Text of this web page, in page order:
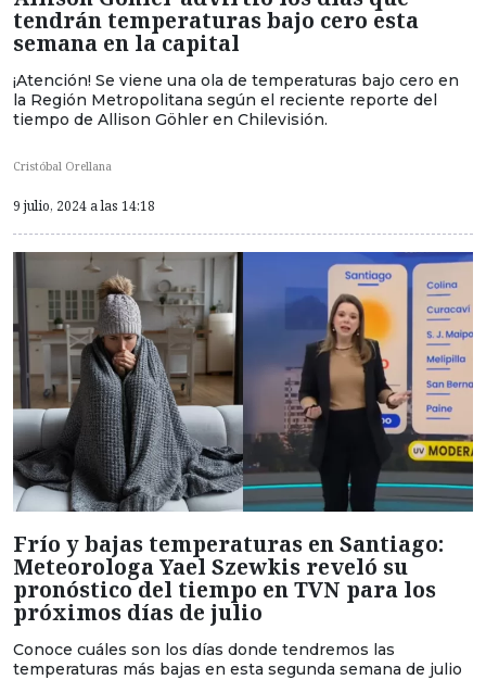
tendrán temperaturas bajo cero esta
semana en la capital
¡Atención! Se viene una ola de temperaturas bajo cero en
la Región Metropolitana según el reciente reporte del
tiempo de Allison Göhler en Chilevisión.
Cristóbal Orellana
9 julio, 2024 a las 14:18
Frío y bajas temperaturas en Santiago:
Meteorologa Yael Szewkis reveló su
pronóstico del tiempo en TVN para los
próximos días de julio
Conoce cuáles son los días donde tendremos las
temperaturas más bajas en esta segunda semana de julio